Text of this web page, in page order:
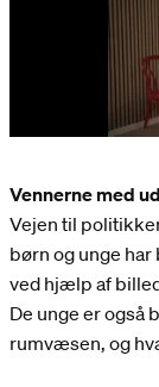
Vennerne med
Vejen til
børn og unge
ved hjælp af
De unge er også
rumvæsen, og